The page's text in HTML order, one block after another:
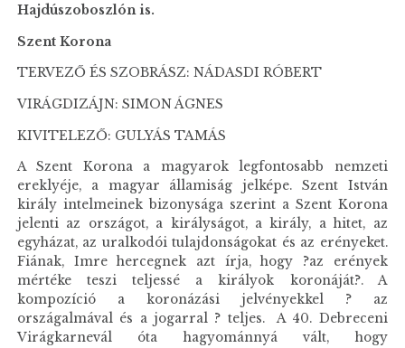
Hajdúszoboszlón is.
Szent Korona
TERVEZŐ ÉS SZOBRÁSZ: NÁDASDI RÓBERT
VIRÁGDIZÁJN: SIMON ÁGNES
KIVITELEZŐ: GULYÁS TAMÁS
A Szent Korona a magyarok legfontosabb nemzeti
ereklyéje, a magyar államiság jelképe. Szent István
király intelmeinek bizonysága szerint a Szent Korona
jelenti az országot, a királyságot, a király, a hitet, az
egyházat, az uralkodói tulajdonságokat és az erényeket.
Fiának, Imre hercegnek azt írja, hogy ?az erények
mértéke teszi teljessé a királyok koronáját?. A
kompozíció a koronázási jelvényekkel ? az
országalmával és a jogarral ? teljes. A 40. Debreceni
Virágkarnevál óta hagyománnyá vált, hogy